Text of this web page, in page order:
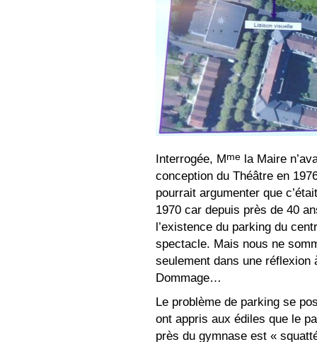
Interrogée, Mme la Maire
conception du Théâtre en
pourrait argumenter que
1970 car depuis près de 40
l’existence du parking du
spectacle. Mais nous ne
seulement dans une
Dommage…
Le problème de parking se
ont appris aux édiles que le
près du gymnase est «